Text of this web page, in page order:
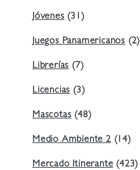
Jóvenes (31)
Juegos Panamericanos (2)
Librerías (7)
Licencias (3)
Mascotas (48)
Medio Ambiente 2(14)
Mercado Itinerante (423)